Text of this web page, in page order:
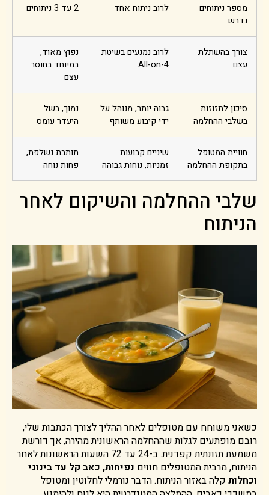
מספר ניתוחים
נדרש
לרוב ניתוח אחד 2 עד 3 ניתוחים
צורך בהשתלת
עצם
לרוב נמנעים בשיטת
All-on-4
נפוץ מאוד,
במיוחד בחוסר
עצם
סיכון לתזוזות
בשלבי ההחלמה
גבוה יותר, מנוהל על
ידי קיבוע משותף
נמוך, בשל
היעדר עומס
חוויית המטופל
בתקופת ההחלמה
שיניים קבועות
זמניות, נוחות גבוהה
תותבת נשלפת,
פחות נוחה
שלבי ההחלמה והשיקום לאחר
הניתוח
כשאני משוחח עם מטופלים לאחר ההליך לצורך הכתבות שלי,
רובם מופתעים לגלות שההחלמה הראשונית מהירה, אך דורשת
משמעת תזונתית קפדנית. ב-24 עד 72 השעות הראשונות לאחר
הניתוח, מרבית המטופלים חווים נפיחות, כאב קל עד בינוני
וכחלות קלה באזור הניתוח. הדבר נורמלי לחלוטין ומטופל